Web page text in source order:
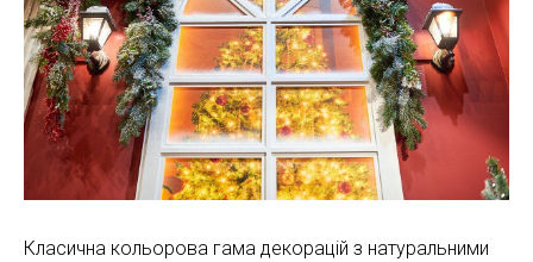
Класична кольорова гама декорацій з натуральними